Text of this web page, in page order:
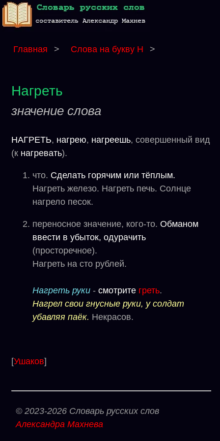
Главная > Слова на букву Н >
Нагреть
значение слова
НАГРЕТЬ, нагрею, нагреешь, совершенный вид
(к нагревать).
что. Сделать горячим или тёплым.
Нагреть железо. Нагреть печь. Солнце
нагрело песок.
переносное значение, кого-то. Обманом
ввести в убыток, одурачить
(просторечное).
Нагреть на сто рублей.
Нагреть руки - смотрите греть.
Нагрел свои гнусные руки, у солдат
убавляя паёк. Некрасов.
[Ушаков]
© 2023-2026 Словарь русских слов
Александра Махнева